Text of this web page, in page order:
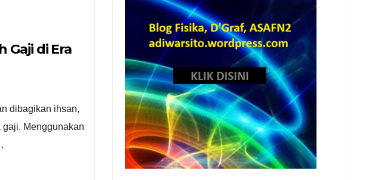
Gaji di Era
dibagikan ihsan,
Menggunakan